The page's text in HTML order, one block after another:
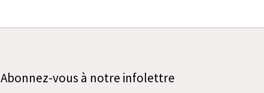
Abonnez-vous à notre infolettre